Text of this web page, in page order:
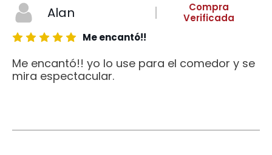
Alan
Compra
Verificada
Me encantó!!
Me encantó!! yo lo use para el comedor y se
mira espectacular.